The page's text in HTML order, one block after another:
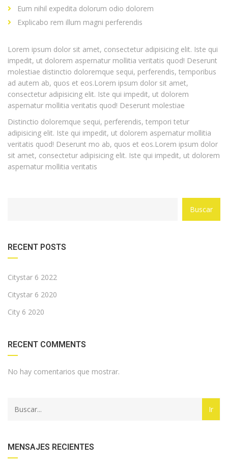
Eum nihil expedita dolorum odio dolorem
Explicabo rem illum magni perferendis
Lorem ipsum dolor sit amet, consectetur adipisicing elit. Iste qui
impedit, ut dolorem aspernatur mollitia veritatis quod! Deserunt
molestiae distinctio doloremque sequi, perferendis, temporibus
ad autem ab, quos et eos.Lorem ipsum dolor sit amet,
consectetur adipisicing elit. Iste qui impedit, ut dolorem
aspernatur mollitia veritatis quod! Deserunt molestiae
Distinctio doloremque sequi, perferendis, tempori tetur
adipisicing elit. Iste qui impedit, ut dolorem aspernatur mollitia
veritatis quod! Deserunt mo ab, quos et eos.Lorem ipsum dolor
sit amet, consectetur adipisicing elit. Iste qui impedit, ut dolorem
aspernatur mollitia veritatis
Buscar
RECENT POSTS
Citystar 6 2022
Citystar 6 2020
City 6 2020
RECENT COMMENTS
No hay comentarios que mostrar.
MENSAJES RECIENTES